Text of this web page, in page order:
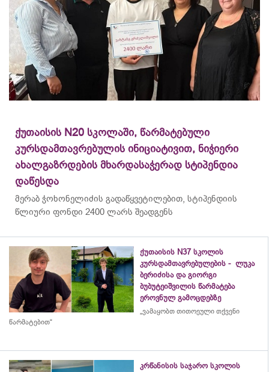
ქუთაისის N20 სკოლაში, წარმატებული
კურსდამთავრებულის ინიციატივით, ნიჭიერი
ახალგაზრდების მხარდასაჭერად სტიპენდია
დაწესდა
მერაბ ჭოხონელიძის გადაწყვეტილებით, სტიპენდიის
წლიური ფონდი 2400 ლარს შეადგენს
ქუთაისის N37 სკოლის
კურსდამთავრებულების - ლუკა
ბერიძისა და გიორგი
ბუბუტეიშვილის წარმატება
ეროვნულ გამოცდებზე
„ვამაყობთ თითოეული თქვენი
წარმატებით“
კრწანისის საჯარო სკოლის